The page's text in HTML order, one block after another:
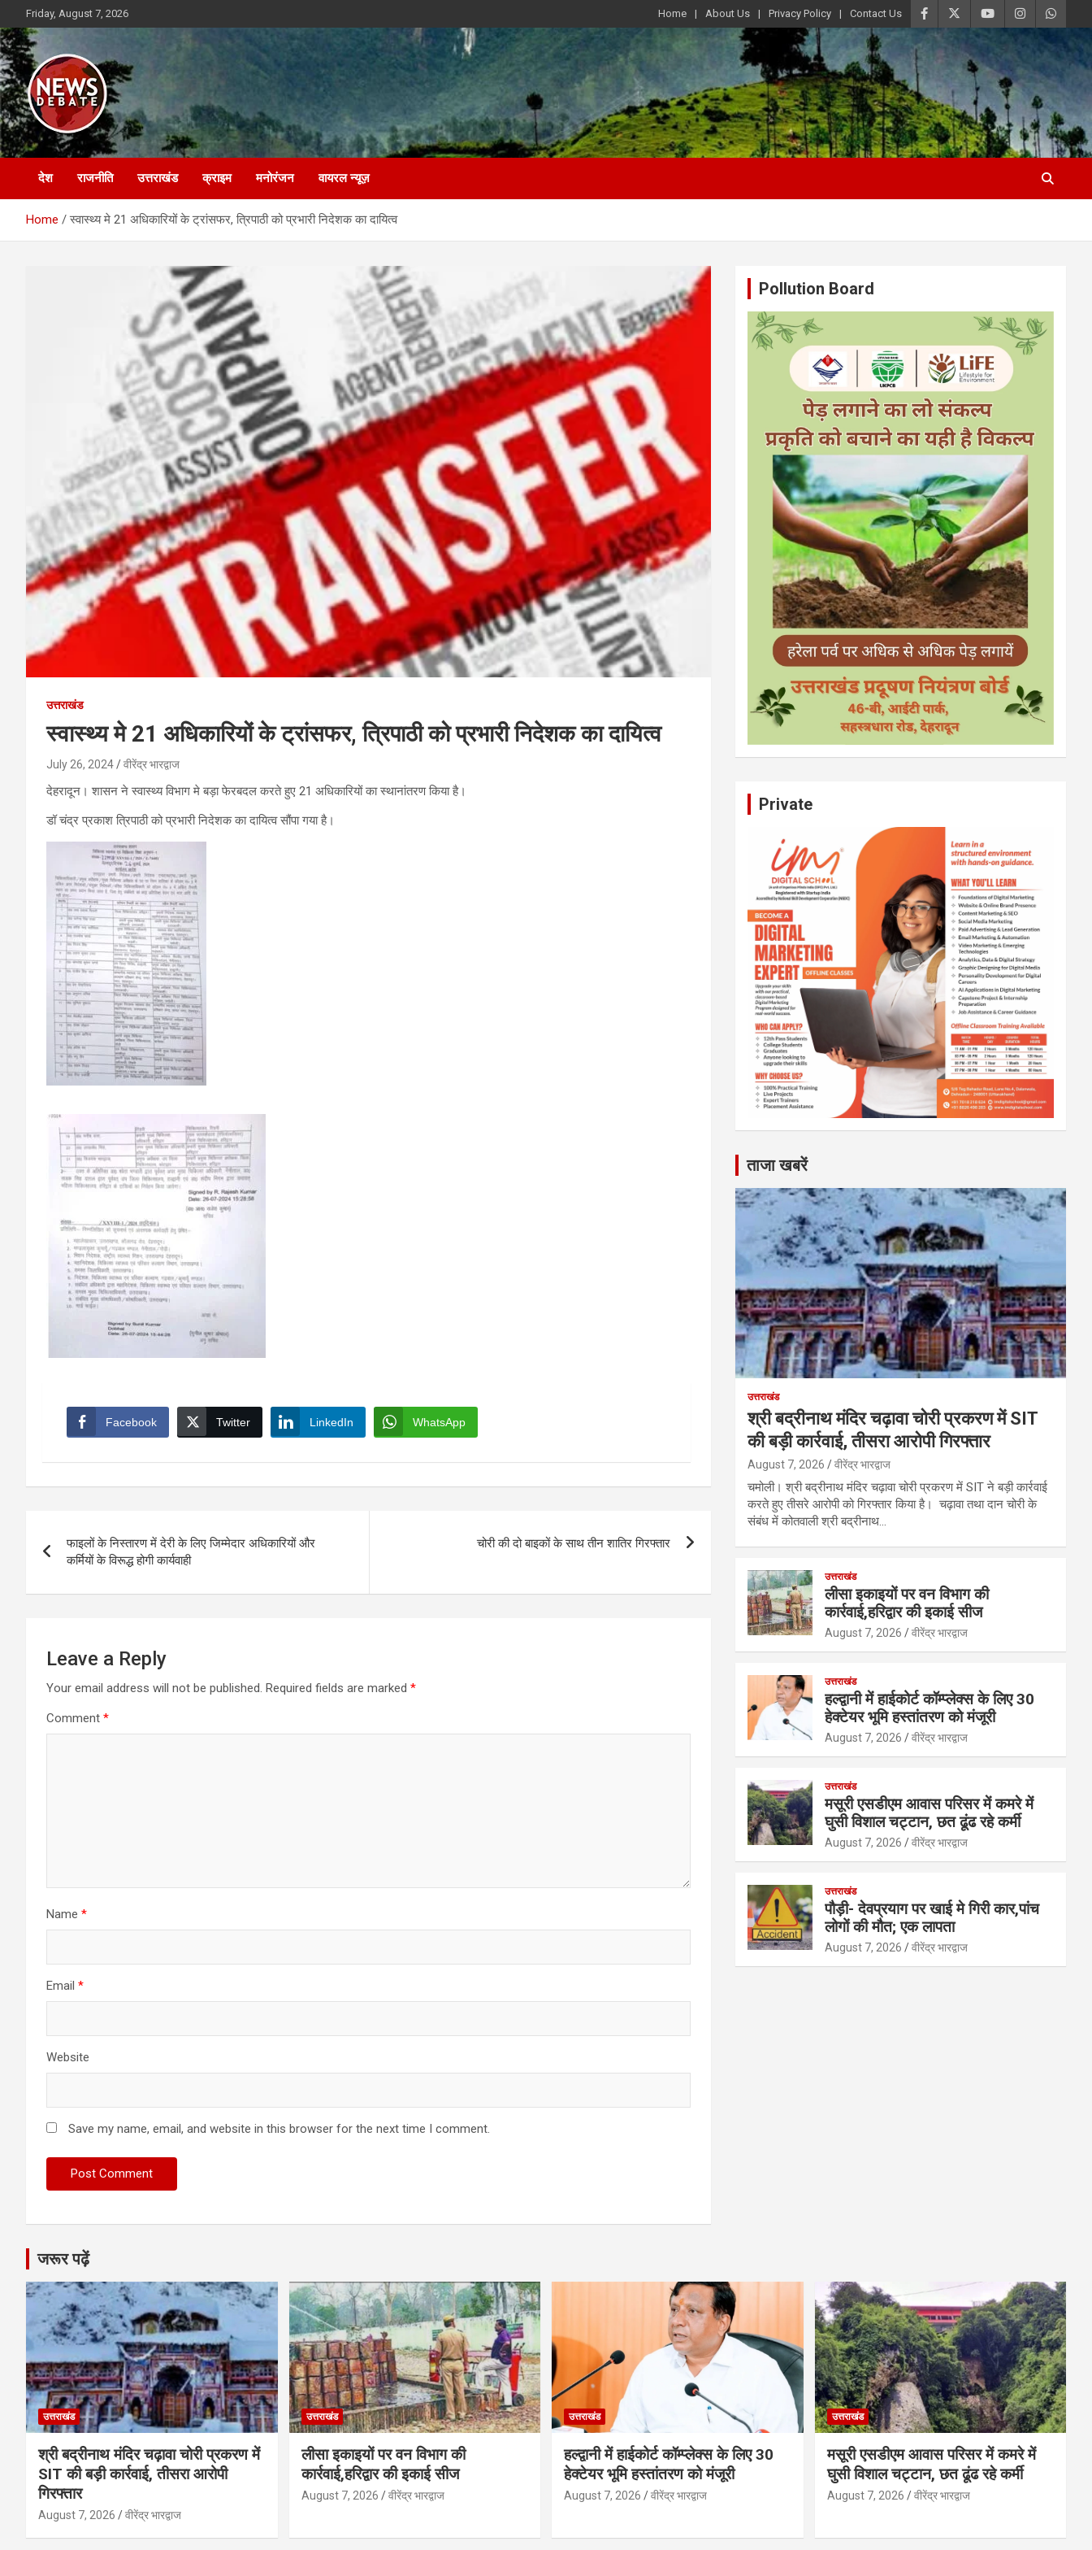
to
content
Friday, August 7, 2026 Home About Us Privacy Policy Contact Us
News Debate
देश राजनीति उत्तराखंड क्राइम मनोरंजन वायरल न्यूज़
Home स्वास्थ्य मे 21 अधिकारियों के ट्रांसफर, त्रिपाठी को प्रभारी निदेशक का दायित्व
उत्तराखंड
स्वास्थ्य मे 21 अधिकारियों के ट्रांसफर, त्रिपाठी को प्रभारी निदेशक का दायित्व
July 26, 2024 वीरेंद्र भारद्वाज
देहरादून। शासन ने स्वास्थ्य विभाग मे बड़ा फेरबदल करते हुए 21 अधिकारियों का स्थानांतरण किया है।
डॉ चंद्र प्रकाश त्रिपाठी को प्रभारी निदेशक का दायित्व सौंपा गया है।
Facebook Twitter LinkedIn WhatsApp
navigation
फाइलों के निस्तारण में देरी के लिए जिम्मेदार अधिकारियों और
कर्मियों के विरूद्ध होगी कार्यवाही
चोरी की दो बाइकों के साथ तीन शातिर गिरफ्तार
Leave a Reply
Your email address will not be published. Required fields are marked *
Comment *
Name *
Email *
Website
Save my name, email, and website in this browser for the next time I comment.
Pollution Board
Private
ताजा खबरें
उत्तराखंड
श्री बद्रीनाथ मंदिर चढ़ावा चोरी प्रकरण में SIT
की बड़ी कार्रवाई, तीसरा आरोपी गिरफ्तार
August 7, 2026 वीरेंद्र भारद्वाज
चमोली। श्री बद्रीनाथ मंदिर चढ़ावा चोरी प्रकरण में SIT ने बड़ी कार्रवाई
करते हुए तीसरे आरोपी को गिरफ्तार किया है। चढ़ावा तथा दान चोरी के
संबंध में कोतवाली श्री बद्रीनाथ…
उत्तराखंड
लीसा इकाइयों पर वन विभाग की
कार्रवाई,हरिद्वार की इकाई सीज
August 7, 2026 वीरेंद्र भारद्वाज
उत्तराखंड
हल्द्वानी में हाईकोर्ट कॉम्प्लेक्स के लिए 30
हेक्टेयर भूमि हस्तांतरण को मंजूरी
August 7, 2026 वीरेंद्र भारद्वाज
उत्तराखंड
मसूरी एसडीएम आवास परिसर में कमरे में
घुसी विशाल चट्टान, छत ढूंढ रहे कर्मी
August 7, 2026 वीरेंद्र भारद्वाज
उत्तराखंड
पौड़ी- देवप्रयाग पर खाई मे गिरी कार,पांच
लोगों की मौत; एक लापता
August 7, 2026 वीरेंद्र भारद्वाज
जरूर पढ़ें
उत्तराखंड
श्री बद्रीनाथ मंदिर चढ़ावा चोरी प्रकरण में
SIT की बड़ी कार्रवाई, तीसरा आरोपी
गिरफ्तार
August 7, 2026 वीरेंद्र भारद्वाज
उत्तराखंड
लीसा इकाइयों पर वन विभाग की
कार्रवाई,हरिद्वार की इकाई सीज
August 7, 2026 वीरेंद्र भारद्वाज
उत्तराखंड
हल्द्वानी में हाईकोर्ट कॉम्प्लेक्स के लिए 30
हेक्टेयर भूमि हस्तांतरण को मंजूरी
August 7, 2026 वीरेंद्र भारद्वाज
उत्तराखंड
मसूरी एसडीएम आवास परिसर में कमरे में
घुसी विशाल चट्टान, छत ढूंढ रहे कर्मी
August 7, 2026 वीरेंद्र भारद्वाज